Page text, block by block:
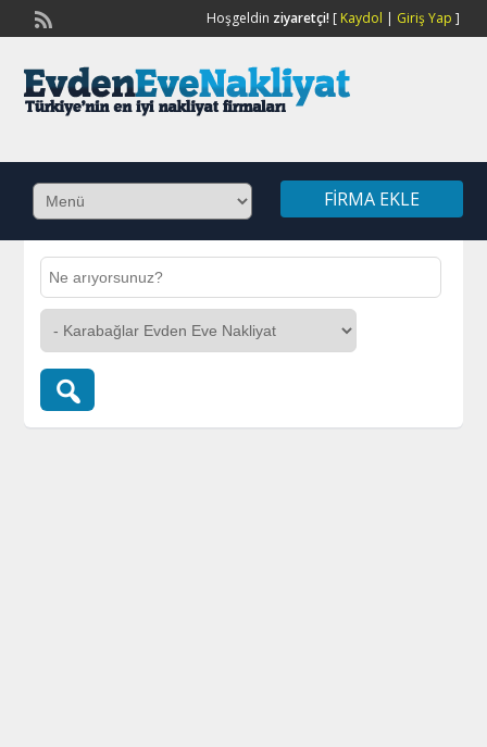
Hoşgeldin ziyaretçi![ Kaydol | Giriş Yap ]
FIRMA EKLE